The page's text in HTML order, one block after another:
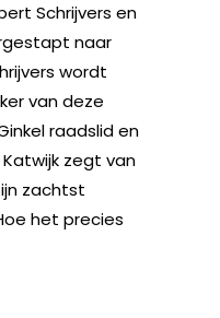
Schrijvers en
naar
wordt
van deze
raadslid en
zegt van
zachtst
het precies